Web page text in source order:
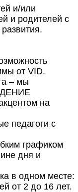
и/или
и родителей с
от VID.
– мы
на
педагоги с
графиком
дня и
в одном месте:
от 2 до 16 лет.